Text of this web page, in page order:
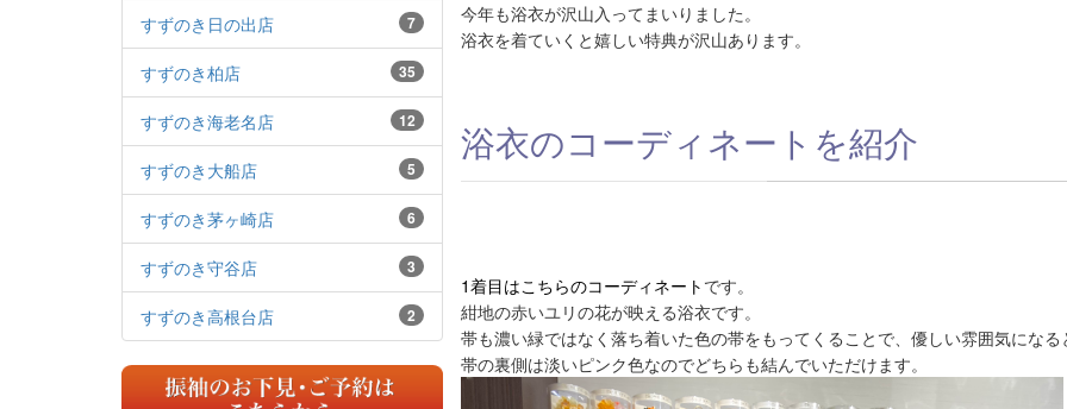
7
すずのき日の出店
35
すずのき柏店
12
すずのき海老名店
5
すずのき大船店
6
すずのき茅ヶ崎店
3
すずのき守谷店
2
すずのき高根台店
今年も浴衣が沢山入ってまいりました。
浴衣を着ていくと嬉しい特典が沢山あります。
浴衣のコーディネートを紹介
1着目はこちらのコーディネート です。
紺地の赤いユリの花が映える浴衣です。
帯も濃い緑ではなく落ち着いた色の帯をもってくることで、優しい雰囲気にな
帯の裏側は淡いピンク色なのでどちらも結んでいただけます。